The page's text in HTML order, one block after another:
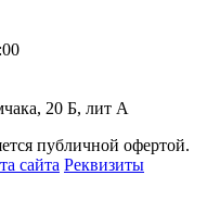
20 Б, лит А
публичной офертой.
сайта Реквизиты